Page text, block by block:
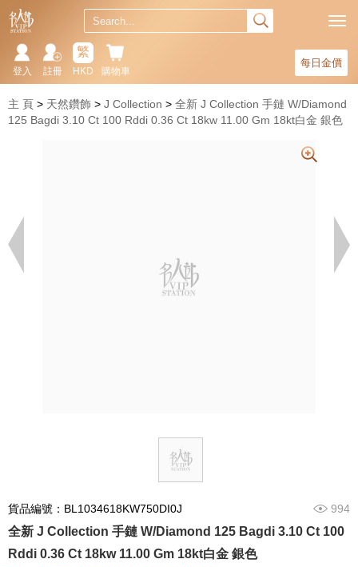
每日金價
購物車
繁
HKD
註冊
登入
主 頁 天然鑽飾 J Collection
全新 J Collection 手鏈 W/Diamond
125 Bagdi 3.10 Ct 100 Rddi 0.36 Ct 18kw 11.00 Gm 18kt白金 銀色
貨品編號：BL1034618KW750DI0J 994
全新 J Collection 手鏈 W/Diamond 125 Bagdi 3.10 Ct 100
Rddi 0.36 Ct 18kw 11.00 Gm 18kt白金 銀色